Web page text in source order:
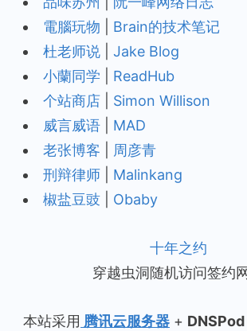
電腦玩物
Brain的技术笔记
杜老师说
Jake Blog
小蘭同学
ReadHub
个站商店
Simon Willison
威言威语
MAD
老张博客
周彦青
刑辩律师
Malinkang
椒盐豆豉
Obaby
十年之约
穿越虫洞随机访问签约
本站采用 腾讯云服务器 + DNSPod